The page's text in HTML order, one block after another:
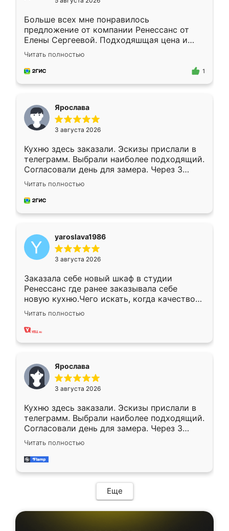
Больше всех мне понравилось
предложение от компании Ренессанс от
Елены Сергеевой. Подходяшщая цена и
короткие сроки изготовления. Приехавший
для замера сотрудник Владислав
предложил по моему эскизу самый
Читать полностью
1
Ярослава
3 августа 2026
Кухню здесь заказали. Эскизы прислали в
телеграмм. Выбрали наиболее подходящий.
Согласовали день для замера. Через 3
недели кухня была уже готова. Остались
довольны работой. Спасибо Ренессанс
мебель за качественную работу!
Читать полностью
yaroslava1986
3 августа 2026
Заказала себе новый шкаф в студии
Ренессанс где ранее заказывала себе
новую кухню.Чего искать, когда качеством
вполне довольна. Служит кухня уже почти
два года, нареканий нет.
Читать полностью
Ярослава
3 августа 2026
Кухню здесь заказали. Эскизы прислали в
телеграмм. Выбрали наиболее подходящий.
Согласовали день для замера. Через 3
недели кухня была уже готова. Остались
довольны работой. Спасибо Ренессанс
мебель за качественную работу!
Читать полностью
Еще